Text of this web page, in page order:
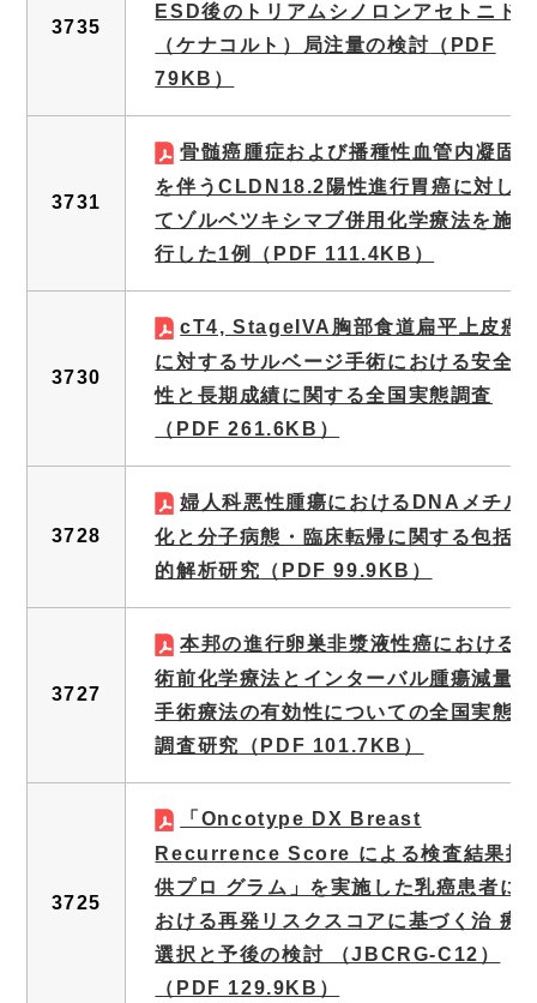
3735
ESD後のトリアムシノロンアセトニド
（ケナコルト）局注量の検討 （PDF
79KB）
3731
骨髄癌腫症および播種性血管内凝固
を伴うCLDN18.2陽性進行胃癌に対し
てゾルベツキシマブ併用化学療法を施
行した1例
（PDF 111.4KB）
3730
cT4, StageIVA胸部食道扁平上皮癌
に対するサルベージ手術における安全
性と長期成績に関する全国実態調査
（PDF 261.6KB）
3728
婦人科悪性腫瘍におけるDNAメチル
化と分子病態・臨床転帰に関する包括
的解析研究 （PDF 99.9KB）
3727
本邦の進行卵巣非漿液性癌における
術前化学療法とインターバル腫瘍減量
手術療法の有効性についての全国実態
調査研究
（PDF 101.7KB）
3725
「Oncotype DX Breast
Recurrence Score による検査結果提
供プロ グラム」を実施した乳癌患者に
おける再発リスクスコアに基づく治 療
選択と予後の検討 （JBCRG-C12）
（PDF 129.9KB）